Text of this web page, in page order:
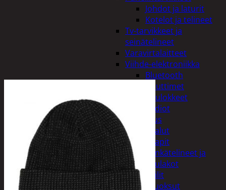
Johdot ja laturit
Kotelot ja telineet
Tv-tarvikkeet ja
seinätelineet
Varavirtalaitteet
Viihde-elektroniikka
Bluetooth
kaiuttimet
Kuulokkeet
Radiot
Koti ja sisustus
Huonekalut
Kaapit
Kenkätelineet ja
naulakot
Peilit
Huonetuoksut